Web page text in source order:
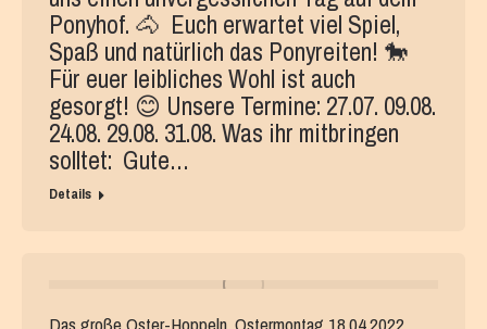
Ponyhof. 🐴 Euch erwartet viel Spiel,
Spaß und natürlich das Ponyreiten! 🐎
Für euer leibliches Wohl ist auch
gesorgt! 😊 Unsere Termine: 27.07. 09.08.
24.08. 29.08. 31.08. Was ihr mitbringen
solltet: Gute…
Details
Das große Oster-Hoppeln, Ostermontag 18.04.2022